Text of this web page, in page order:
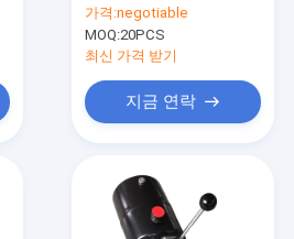
가격:negotiable
MOQ:20PCS
최신 가격 받기
지금 연락